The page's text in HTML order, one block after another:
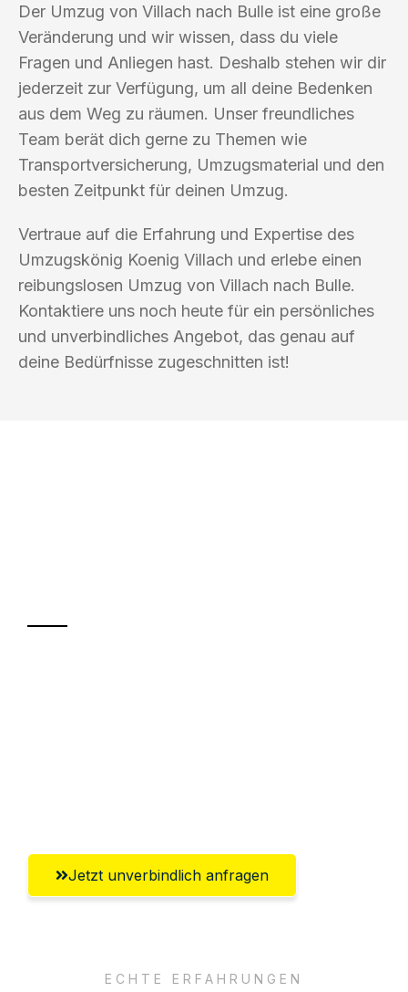
Der Umzug von Villach nach Bulle ist eine große
Veränderung und wir wissen, dass du viele
Fragen und Anliegen hast. Deshalb stehen wir dir
jederzeit zur Verfügung, um all deine Bedenken
aus dem Weg zu räumen. Unser freundliches
Team berät dich gerne zu Themen wie
Transportversicherung, Umzugsmaterial und den
besten Zeitpunkt für deinen Umzug.
Vertraue auf die Erfahrung und Expertise des
Umzugskönig Koenig Villach und erlebe einen
reibungslosen Umzug von Villach nach Bulle.
Kontaktiere uns noch heute für ein persönliches
und unverbindliches Angebot, das genau auf
deine Bedürfnisse zugeschnitten ist!
Jetzt unverbindlich anfragen
ECHTE ERFAHRUNGEN